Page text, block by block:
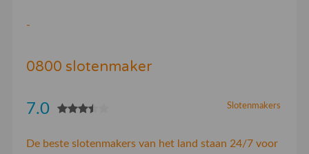
-
0800 slotenmaker
Slotenmakers
7.0
De beste slotenmakers van het land staan 24/7 voor